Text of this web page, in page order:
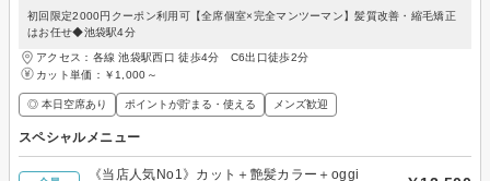
初回限定2000円クーポン利用可【全席個室×完全マンツーマン】髪質改善・縮毛矯正
はお任せ◆池袋駅4分
アクセス：各線 池袋駅西口 徒歩4分 C6出口徒歩2分
カット単価： ￥1,000～
◎ 本日空席あり ポイントが貯まる・使える メンズ歓迎
スペシャルメニュー
《当店人気No1》カット＋艶髪カラー＋oggi